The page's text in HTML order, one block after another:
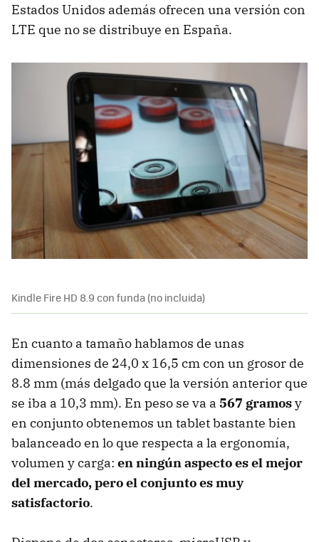
Estados Unidos además ofrecen una versión con
LTE que no se distribuye en España.
Kindle Fire HD 8.9 con funda (no incluida)
En cuanto a tamaño hablamos de unas
dimensiones de 24,0 x 16,5 cm con un grosor de
8.8 mm (más delgado que la versión anterior que
se iba a 10,3 mm). En peso se va a 567 gramosy
en conjunto obtenemos un tablet bastante bien
balanceado en lo que respecta a la ergonomía,
volumen y carga: en ningún aspecto es el mejor
del mercado, pero el conjunto es muy
satisfactorio.